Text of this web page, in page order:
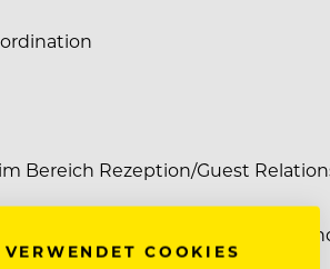
Bereich Rezeption/Guest
sowie freie Kost
COOKIES